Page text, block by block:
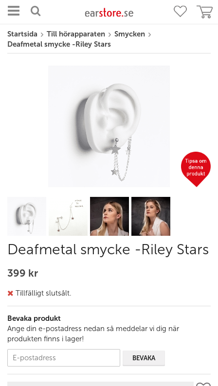
Startsida Till hörapparaten
Smycken
Deafmetal smycke -Riley Stars
Deafmetal smycke -Riley Stars
399 kr
Tillfälligt slutsålt.
Bevaka produkt
Ange din e-postadress nedan så meddelar vi dig när
produkten finns i lager!
BEVAKA